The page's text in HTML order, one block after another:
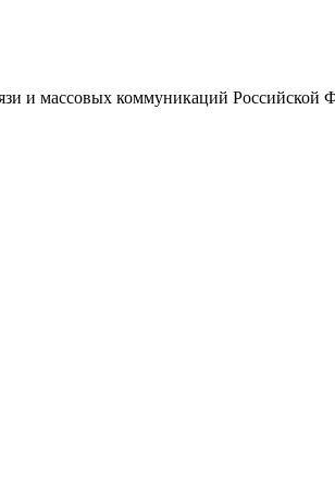
и массовых коммуникаций Российской